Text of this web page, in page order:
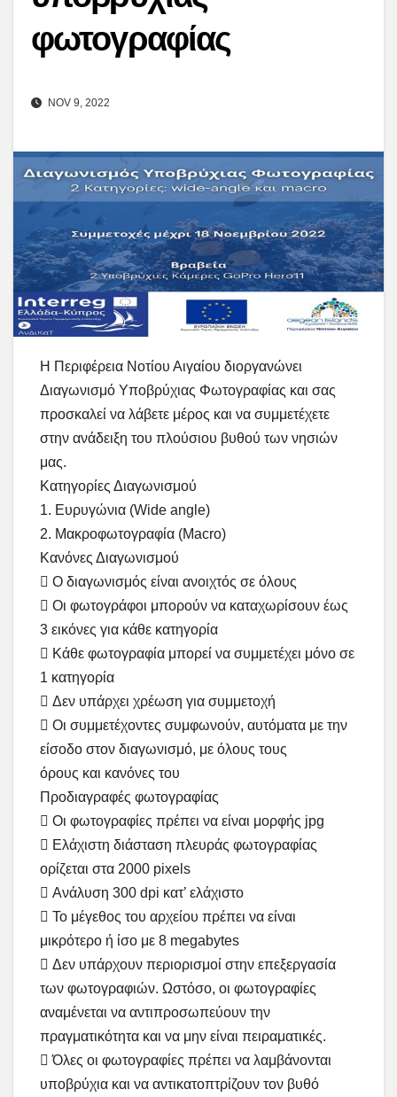
φωτογραφίας
NOV 9, 2022
Η Περιφέρεια Νοτίου Αιγαίου διοργανώνει
Διαγωνισμό Υποβρύχιας Φωτογραφίας και σας
προσκαλεί να λάβετε μέρος και να συμμετέχετε
στην ανάδειξη του πλούσιου βυθού των νησιών
μας.
Κατηγορίες Διαγωνισμού
1. Ευρυγώνια (Wide angle)
2. Μακροφωτογραφία (Macro)
Κανόνες Διαγωνισμού
 Ο διαγωνισμός είναι ανοιχτός σε όλους
 Οι φωτογράφοι μπορούν να καταχωρίσουν έως
3 εικόνες για κάθε κατηγορία
 Κάθε φωτογραφία μπορεί να συμμετέχει μόνο σε
1 κατηγορία
 Δεν υπάρχει χρέωση για συμμετοχή
 Οι συμμετέχοντες συμφωνούν, αυτόματα με την
είσοδο στον διαγωνισμό, με όλους τους
όρους και κανόνες του
Προδιαγραφές φωτογραφίας
 Οι φωτογραφίες πρέπει να είναι μορφής jpg
 Ελάχιστη διάσταση πλευράς φωτογραφίας
ορίζεται στα 2000 pixels
 Ανάλυση 300 dpi κατ’ ελάχιστο
 Το μέγεθος του αρχείου πρέπει να είναι
μικρότερο ή ίσο με 8 megabytes
 Δεν υπάρχουν περιορισμοί στην επεξεργασία
των φωτoγραφιών. Ωστόσο, οι φωτογραφίες
αναμένεται να αντιπροσωπεύουν την
πραγματικότητα και να μην είναι πειραματικές.
 Όλες οι φωτογραφίες πρέπει να λαμβάνονται
υποβρύχια και να αντικατοπτρίζουν τον βυθό